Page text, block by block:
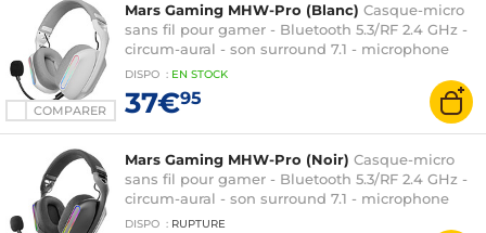
COMPARER
Mars Gaming MHW-Pro (Blanc) Casque-micro
sans fil pour gamer - Bluetooth 5.3/RF 2.4 GHz -
circum-aural - son surround 7.1 - microphone
amovible - compatible PC/PS4/PS5/Switch/Xbox
DISPO : EN STOCK
37€95
Mars Gaming MHW-Pro (Noir) Casque-micro
sans fil pour gamer - Bluetooth 5.3/RF 2.4 GHz -
circum-aural - son surround 7.1 - microphone
amovible - compatible PC/PS4/PS5/Switch/Xbox
DISPO : RUPTURE